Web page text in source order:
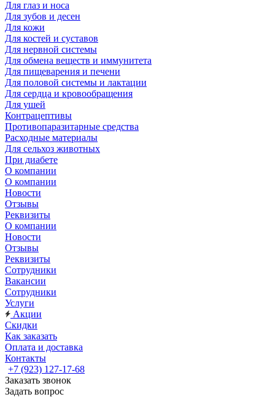
Для глаз и носа
Для зубов и десен
Для кожи
Для костей и суставов
Для нервной системы
Для обмена веществ и иммунитета
Для пищеварения и печени
Для половой системы и лактации
Для сердца и кровообращения
Для ушей
Контрацептивы
Противопаразитарные средства
Расходные материалы
Для сельхоз животных
При диабете
О компании
О компании
Новости
Отзывы
Реквизиты
О компании
Новости
Отзывы
Реквизиты
Сотрудники
Вакансии
Сотрудники
Услуги
Акции
Скидки
Как заказать
Оплата и доставка
Контакты
+7 (923) 127-17-68
Заказать звонок
Задать вопрос